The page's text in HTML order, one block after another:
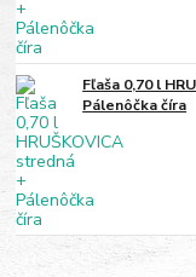
Fľaša 0,70 l
Pálenôčka číra